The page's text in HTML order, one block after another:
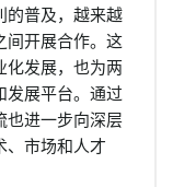
的普及，越来越
间开展合作。这
化发展，也为两
发展平台。通过
也进一步向深层
、市场和人才